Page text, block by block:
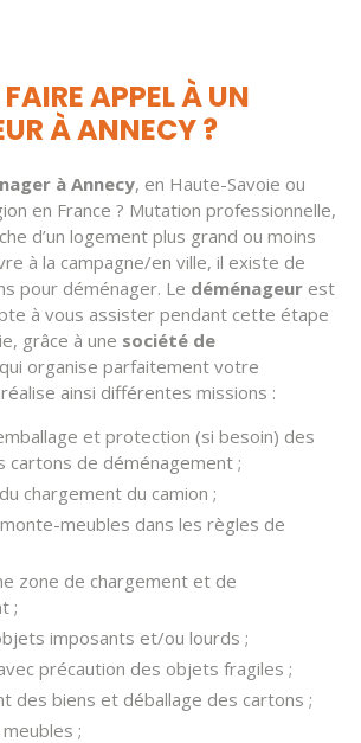
APPEL À UN
À ANNECY ?
à Annecy, en Haute-Savoie ou
en France ? Mutation professionnelle,
d’un logement plus grand ou moins
à la campagne/en ville, il existe de
pour déménager. Le déménageur est
à vous assister pendant cette étape
grâce à une société de
qui organise parfaitement votre
ainsi différentes missions :
et protection (si besoin) des
cartons de déménagement ;
chargement du camion ;
meubles dans les règles de
zone de chargement et de
;
imposants et/ou lourds ;
précaution des objets fragiles ;
des biens et déballage des cartons ;
;